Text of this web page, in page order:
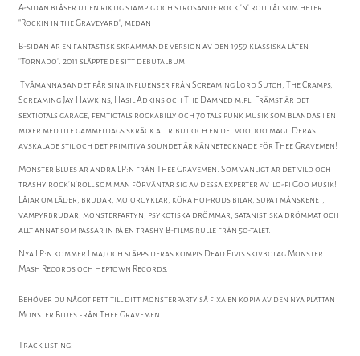
A-sidan blåser ut en riktig stampig och strosande rock 'n' roll låt som heter
"Rockin in the Graveyard", medan
B-sidan är en fantastisk skrämmande version av den 1959 klassiska låten
"Tornado". 2011 släppte de sitt debutalbum.
Tvåmannabandet får sina influenser från Screaming Lord Sutch, The Cramps,
Screaming Jay Hawkins, Hasil Adkins och The Damned m.fl. Främst är det
sextiotals garage, femtiotals rockabilly och 70 tals punk musik som blandas i en
mixer med lite gammeldags skräck attribut och en del voodoo magi. Deras
avskalade stil och det primitiva soundet är kännetecknade för Thee Gravemen!
Monster Blues är andra LP:n från Thee Gravemen. Som vanligt är det vild och
trashy rock'n'roll som man förväntar sig av dessa experter av lo-fi Goo musik!
Låtar om läder, brudar, motorcyklar, köra hot-rods bilar, supa i månskenet,
vampyrbrudar, monsterpartyn, psykotiska drömmar, satanistiska drömmat och
allt annat som passar in på en trashy B-films rulle från 50-talet.
Nya LP:n kommer I maj och släpps deras kompis Dead Elvis skivbolag Monster
Mash Records och Heptown Records.
Behöver du något fett till ditt monsterparty så fixa en kopia av den nya plattan
Monster Blues från Thee Gravemen.
Track listing: